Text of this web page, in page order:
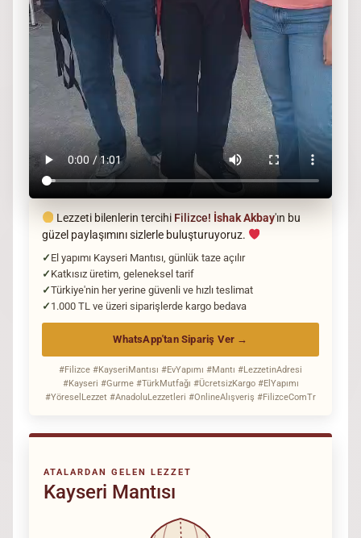
ATALARDAN GELEN LEZZET
Kayseri Mantısı
Lezzeti bilenlerin tercihi Filizce! İshak Akbay'ın bu
güzel paylaşımını sizlerle buluşturuyoruz.
El yapımı Kayseri Mantısı, günlük taze açılır
Katkısız üretim, geleneksel tarif
Türkiye'nin her yerine güvenli ve hızlı teslimat
1.000 TL ve üzeri siparişlerde kargo bedava
WhatsApp'tan Sipariş Ver →
#Filizce #KayseriMantısı #EvYapımı #Mantı #LezzetinAdresi
#Kayseri #Gurme #TürkMutfağı #ÜcretsizKargo #ElYapımı
#YöreselLezzet #AnadoluLezzetleri #OnlineAlışveriş #FilizceComTr